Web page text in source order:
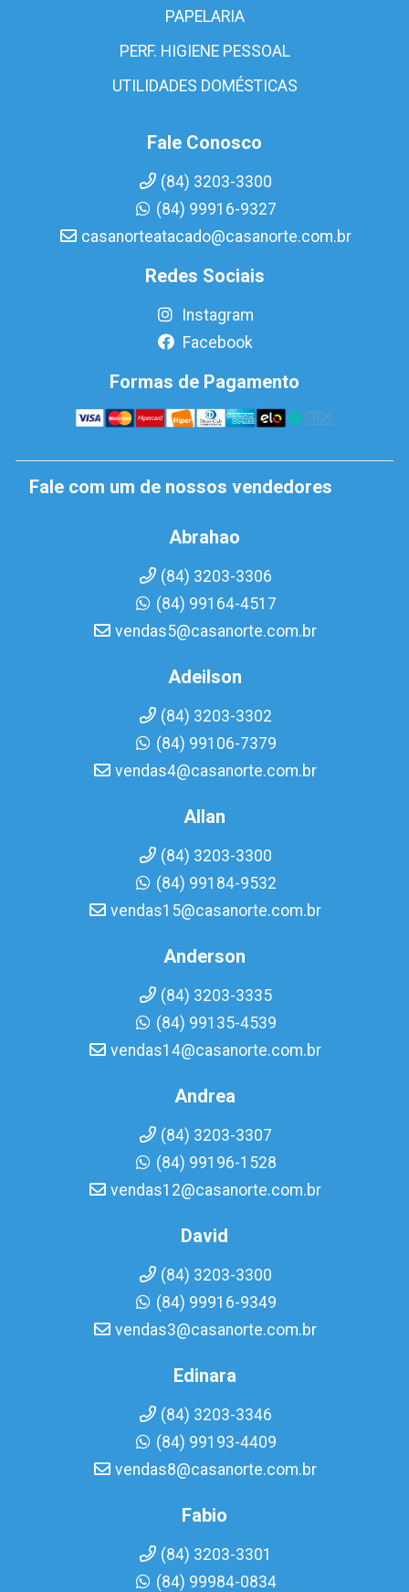
PAPELARIA
PERF. HIGIENE PESSOAL
UTILIDADES DOMÉSTICAS
Fale Conosco
(84) 3203-3300
(84) 99916-9327
casanorteatacado@casanorte.com.br
Redes Sociais
Instagram
Facebook
Formas de Pagamento
Fale com um de nossos vendedores
Abrahao
(84) 3203-3306
(84) 99164-4517
vendas5@casanorte.com.br
Adeilson
(84) 3203-3302
(84) 99106-7379
vendas4@casanorte.com.br
Allan
(84) 3203-3300
(84) 99184-9532
vendas15@casanorte.com.br
Anderson
(84) 3203-3335
(84) 99135-4539
vendas14@casanorte.com.br
Andrea
(84) 3203-3307
(84) 99196-1528
vendas12@casanorte.com.br
David
(84) 3203-3300
(84) 99916-9349
vendas3@casanorte.com.br
Edinara
(84) 3203-3346
(84) 99193-4409
vendas8@casanorte.com.br
Fabio
(84) 3203-3301
(84) 99984-0834